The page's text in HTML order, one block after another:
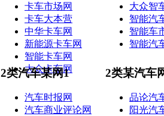
卡车市场网
卡车大本营
中华卡车网
新能源卡车网
智能卡车网
大众卡车网
大众智
智能汽
智能车
智能汽
2类汽车某网1
汽车时报网
汽车商业评论网
2类某汽车
品论汽
阳光汽